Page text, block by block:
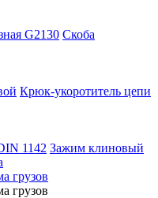
G2130 Скоба
Крюк-укоротитель цепи
1142 Зажим клиновый
грузов
грузов